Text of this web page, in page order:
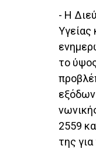
- Η
Υγείας
το
εξόδων
2559
της